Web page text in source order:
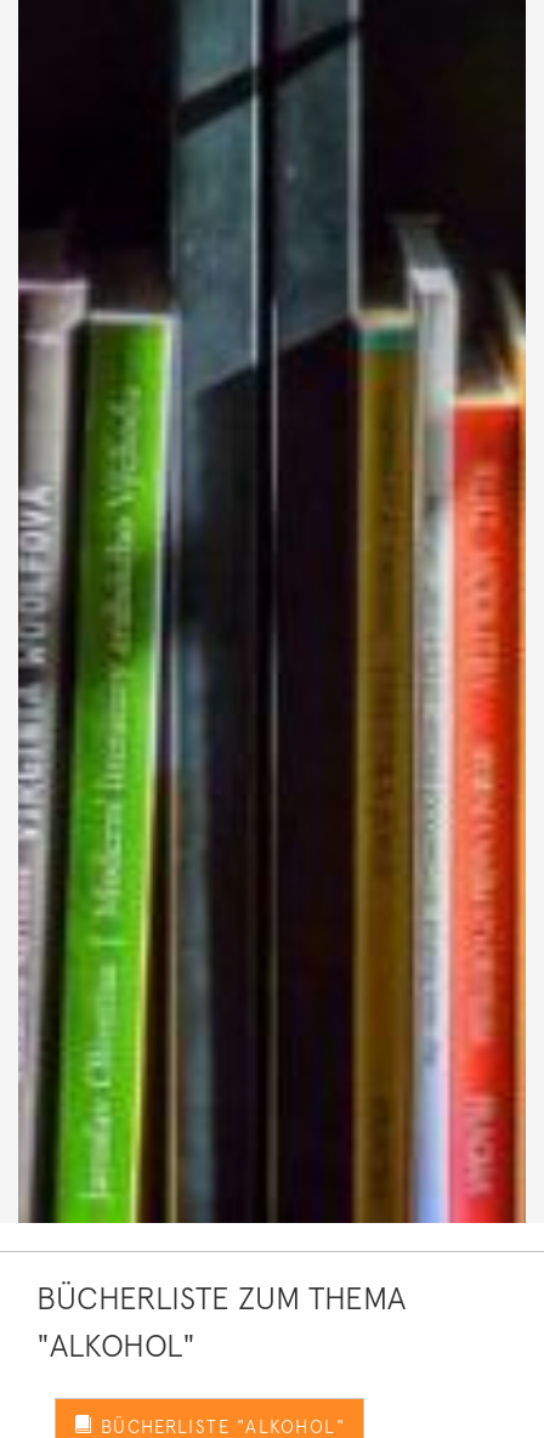
BÜCHERLISTE ZUM THEMA
"ALKOHOL"
BÜCHERLISTE "ALKOHOL"